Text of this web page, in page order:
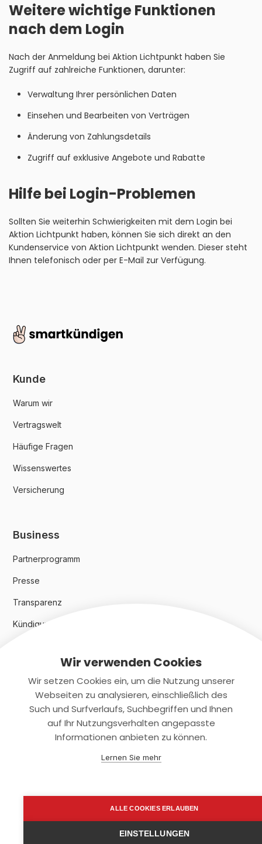
Weitere wichtige Funktionen
nach dem Login
Nach der Anmeldung bei Aktion Lichtpunkt haben Sie
Zugriff auf zahlreiche Funktionen, darunter:
Verwaltung Ihrer persönlichen Daten
Einsehen und Bearbeiten von Verträgen
Änderung von Zahlungsdetails
Zugriff auf exklusive Angebote und Rabatte
Hilfe bei Login-Problemen
Sollten Sie weiterhin Schwierigkeiten mit dem Login bei
Aktion Lichtpunkt haben, können Sie sich direkt an den
Kundenservice von Aktion Lichtpunkt wenden. Dieser steht
Ihnen telefonisch oder per E-Mail zur Verfügung.
Kunde
Warum wir
Vertragswelt
Häufige Fragen
Wissenswertes
Versicherung
Business
Partnerprogramm
Presse
Transparenz
Kündigungsindex 2024
Rechtliches
Datenschutz
support@smartkuendigen.de
Wir verwenden Cookies
Wir setzen Cookies ein, um die Nutzung unserer
Webseiten zu analysieren, einschließlich des
Such und Surfverlaufs, Suchbegriffen und Ihnen
auf Ihr Nutzungsverhalten angepasste
Informationen anbieten zu können.
Lernen Sie mehr
ALLE COOKIES ERLAUBEN
EINSTELLUNGEN